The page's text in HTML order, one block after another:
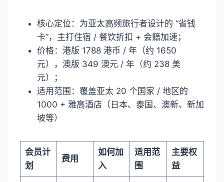
核心定位：为亚太高频旅行者设计的 “省钱
卡”，主打住宿 / 餐饮折扣 + 会籍加速；
价格：港版 1788 港币 / 年（约 1650
元），澳版 349 澳元 / 年（约 238 美
元）；
适用范围：覆盖亚太 20 个国家 / 地区的
1000 + 雅高酒店（日本、泰国、澳新、新加
坡等）
会员计
划
费用
如何加
入
适用范
围
主要权
益